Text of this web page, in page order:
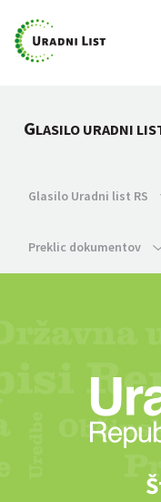
GLASILO URADNI
Glasilo Uradni list RS
Preklic dokumentov